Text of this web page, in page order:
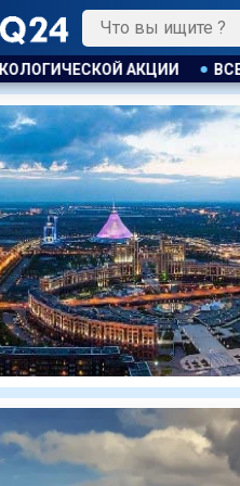
ВСЕМИ СВОИМИ